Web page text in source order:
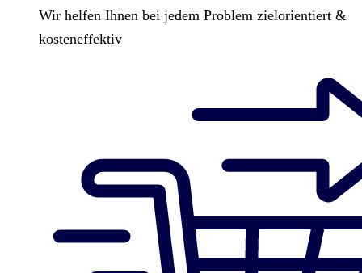
Wir helfen Ihnen bei jedem Problem zielorientiert &
kosteneffektiv